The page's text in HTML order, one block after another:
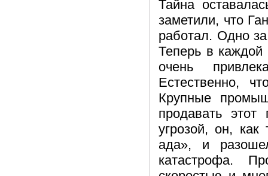
Тайна
заметили, что
работал. Одно
Теперь в
очень
Естественно,
Крупные
продавать
угрозой, он, как
ада», и
катастрофа.